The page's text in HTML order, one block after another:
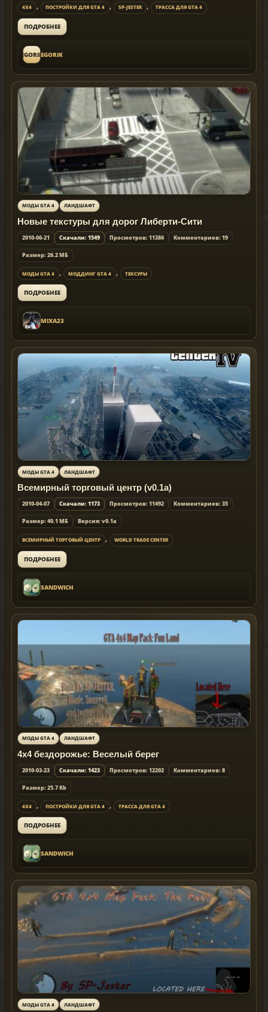
4X4 , ПОСТРОЙКИ ДЛЯ GTA 4 , SP-JESTER , ТРАССА ДЛЯ GTA 4
ПОДРОБНЕЕ
EGORIKEGORIK
МОДЫ GTA 4 ЛАНДШАФТ
Новые текстуры для дорог Либерти-Сити
2010-06-21 Скачали: 1549 Просмотров: 11386 Комментариев: 19
Размер: 26.2 МБ
МОДЫ GTA 4 , МОДДИНГ GTA 4 , ТЕКСУРЫ
ПОДРОБНЕЕ
MIXA23
МОДЫ GTA 4 ЛАНДШАФТ
Всемирный торговый центр (v0.1a)
2010-04-07 Скачали: 1173 Просмотров: 11492 Комментариев: 35
Размер: 40.1 МБ Версия: v0.1a
ВСЕМИРНЫЙ ТОРГОВЫЙ ЦЕНТР , WORLD TRADE CENTER
ПОДРОБНЕЕ
SANDWICH
МОДЫ GTA 4 ЛАНДШАФТ
4x4 бездорожье: Веселый берег
2010-03-23 Скачали: 1423 Просмотров: 12202 Комментариев: 8
Размер: 25.7 Kb
4X4 , ПОСТРОЙКИ ДЛЯ GTA 4 , ТРАССА ДЛЯ GTA 4
ПОДРОБНЕЕ
SANDWICH
МОДЫ GTA 4 ЛАНДШАФТ